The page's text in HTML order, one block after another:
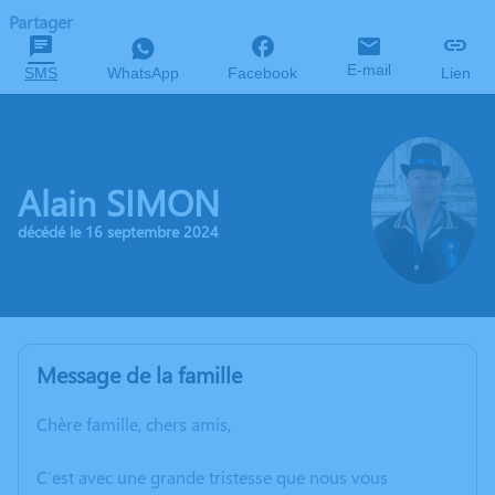
Partager
SMS WhatsApp Facebook E-mail Lien
Alain SIMON
décédé le 16 septembre 2024
Message de la famille
Chère famille, chers amis,
C’est avec une grande tristesse que nous vous